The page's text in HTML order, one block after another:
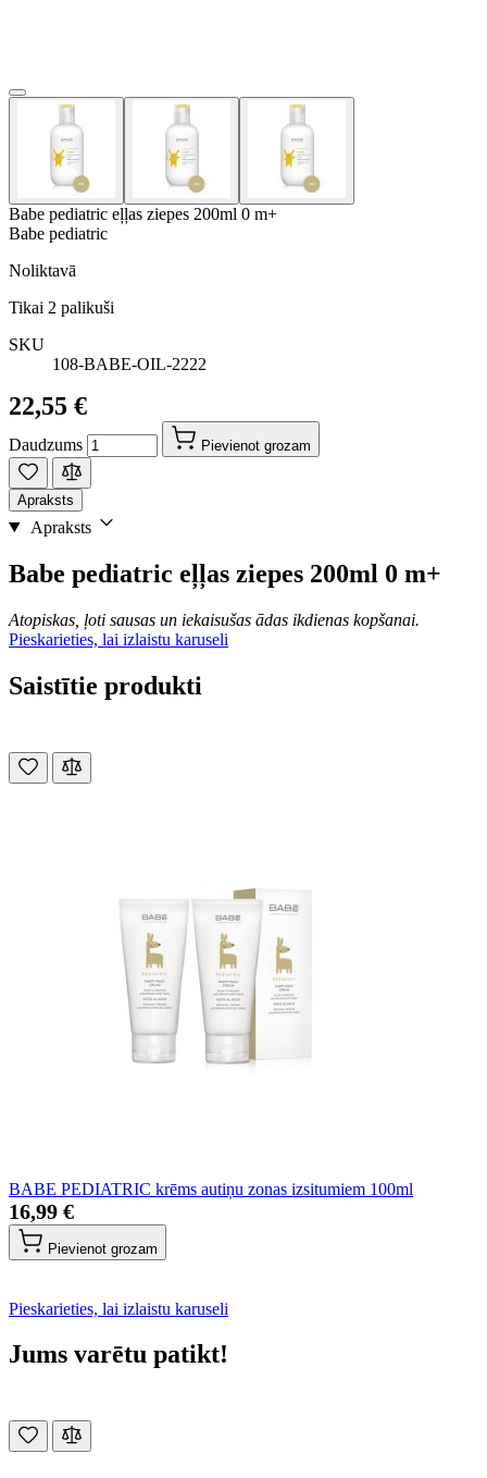
Babe pediatric eļļas ziepes 200ml 0 m+
Babe pediatric
Noliktavā
Tikai 2 palikuši
SKU
108-BABE-OIL-2222
22,55 €
Daudzums Pievienot grozam
Apraksts
Apraksts
Babe pediatric eļļas ziepes 200ml 0 m+
Atopiskas, ļoti sausas un iekaisušas ādas ikdienas kopšanai.
Pieskarieties, lai izlaistu karuseli
Saistītie produkti
BABE PEDIATRIC krēms autiņu zonas izsitumiem 100ml
16,99 €
Pievienot grozam
Pieskarieties, lai izlaistu karuseli
Jums varētu patikt!